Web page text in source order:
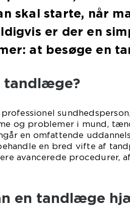
skal starte, når
er der en
at besøge en
tandlæge?
og problemer i mund,
en omfattende
en bred vifte af
avancerede procedurer,
en tandlæge